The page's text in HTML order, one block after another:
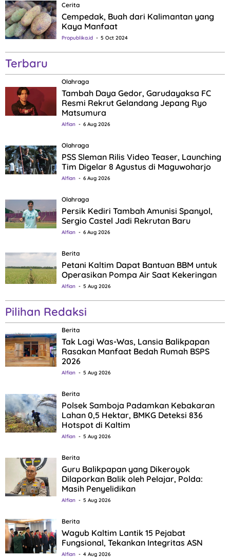
Cerita
Cempedak, Buah dari Kalimantan yang
Kaya Manfaat
Propublika.id 5 Oct 2024
Terbaru
Olahraga
Tambah Daya Gedor, Garudayaksa FC
Resmi Rekrut Gelandang Jepang Ryo
Matsumura
Alfian 6 Aug 2026
Olahraga
PSS Sleman Rilis Video Teaser, Launching
Tim Digelar 8 Agustus di Maguwoharjo
Alfian 6 Aug 2026
Olahraga
Persik Kediri Tambah Amunisi Spanyol,
Sergio Castel Jadi Rekrutan Baru
Alfian 6 Aug 2026
Berita
Petani Kaltim Dapat Bantuan BBM untuk
Operasikan Pompa Air Saat Kekeringan
Alfian 5 Aug 2026
Pilihan Redaksi
Berita
Tak Lagi Was-Was, Lansia Balikpapan
Rasakan Manfaat Bedah Rumah BSPS
2026
Alfian 5 Aug 2026
Berita
Polsek Samboja Padamkan Kebakaran
Lahan 0,5 Hektar, BMKG Deteksi 836
Hotspot di Kaltim
Alfian 5 Aug 2026
Berita
Guru Balikpapan yang Dikeroyok
Dilaporkan Balik oleh Pelajar, Polda:
Masih Penyelidikan
Alfian 5 Aug 2026
Berita
Wagub Kaltim Lantik 15 Pejabat
Fungsional, Tekankan Integritas ASN
Alfian 4 Aug 2026